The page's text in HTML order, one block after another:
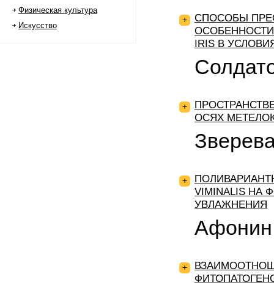
Физическая культура
Искусство
+
СПОСОБЫ
IRIS В
+
ОСЯХ
+
VIMINALIS
УВЛАЖНЕНИЯ
+